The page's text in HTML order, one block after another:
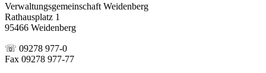
Verwaltungsgemeinschaft Weidenberg
Rathausplatz 1
95466 Weidenberg
☏ 09278 977-0
Fax 09278 977-77